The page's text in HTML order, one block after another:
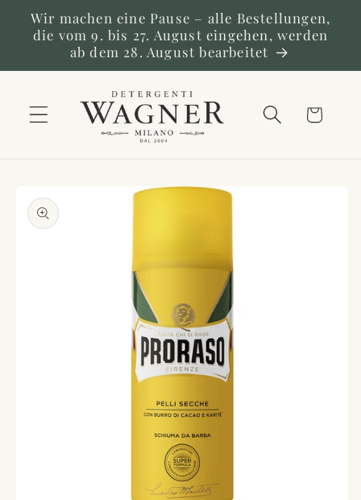
zum
Inhalt
Wir machen eine Pause – alle Bestellungen,
die vom 9. bis 27. August eingehen, werden
ab dem 28. August bearbeitet
Warenkorb